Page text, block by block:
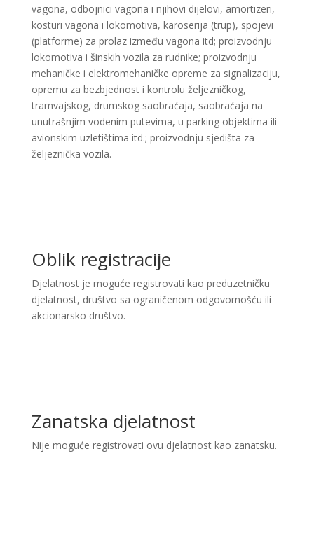
vagona, odbojnici vagona i njihovi dijelovi, amortizeri,
kosturi vagona i lokomotiva, karoserija (trup), spojevi
(platforme) za prolaz između vagona itd; proizvodnju
lokomotiva i šinskih vozila za rudnike; proizvodnju
mehaničke i elektromehaničke opreme za signalizaciju,
opremu za bezbjednost i kontrolu željezničkog,
tramvajskog, drumskog saobraćaja, saobraćaja na
unutrašnjim vodenim putevima, u parking objektima ili
avionskim uzletištima itd.; proizvodnju sjedišta za
željeznička vozila. ​
Oblik registracije
Djelatnost je moguće registrovati kao preduzetničku
djelatnost, društvo sa ograničenom odgovornošću ili
akcionarsko društvo.
Zanatska djelatnost
Nije moguće registrovati ovu djelatnost kao zanatsku.